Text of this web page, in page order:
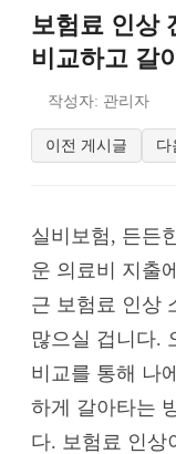
보험료 인상
비교하고 갈
작성자: 관리자
이전 게시글 다
실비보험, 든든
운 의료비 지출
근 보험료 인상
많으실 겁니다.
비교를 통해 나
하게 갈아타는
다. 보험료 인상